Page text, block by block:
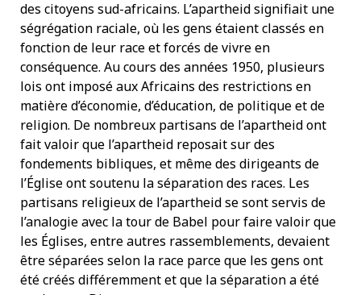
des citoyens sud-africains. L’apartheid signifiait une
ségrégation raciale, où les gens étaient classés en
fonction de leur race et forcés de vivre en
conséquence. Au cours des années 1950, plusieurs
lois ont imposé aux Africains des restrictions en
matière d’économie, d’éducation, de politique et de
religion. De nombreux partisans de l’apartheid ont
fait valoir que l’apartheid reposait sur des
fondements bibliques, et même des dirigeants de
l’Église ont soutenu la séparation des races. Les
partisans religieux de l’apartheid se sont servis de
l’analogie avec la tour de Babel pour faire valoir que
les Églises, entre autres rassemblements, devaient
être séparées selon la race parce que les gens ont
été créés différemment et que la séparation a été